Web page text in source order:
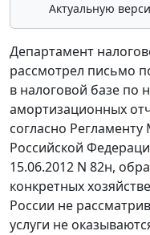
Актуальную
Департамент
рассмотрел письмо
в налоговой базе по
амортизационных
согласно
Российской
15.06.2012 N 82н,
конкретных
России не
услуги не